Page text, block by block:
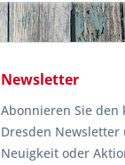
Newsletter
Abonnieren Sie den
Dresden Newsletter
Neuigkeit oder